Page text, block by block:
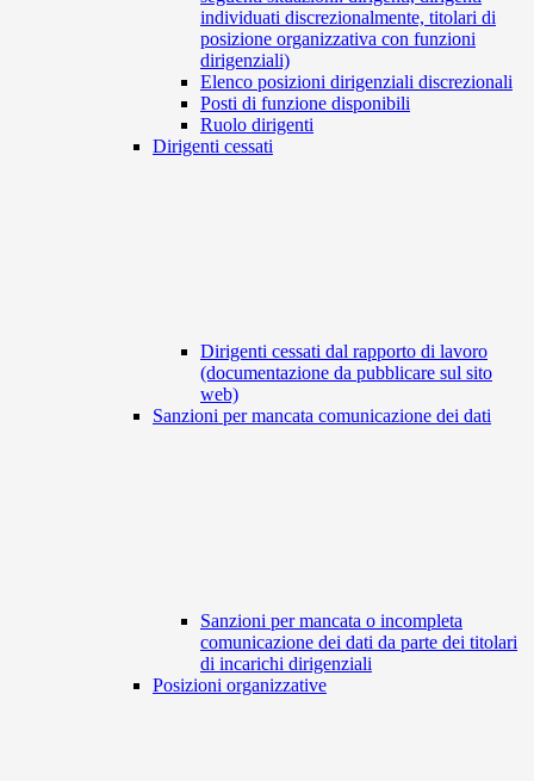
individuati discrezionalmente, titolari di
posizione organizzativa con funzioni
dirigenziali)
Elenco posizioni dirigenziali discrezionali
Posti di funzione disponibili
Ruolo dirigenti
Dirigenti cessati
Dirigenti cessati dal rapporto di lavoro
(documentazione da pubblicare sul sito
web)
Sanzioni per mancata comunicazione dei dati
Sanzioni per mancata o incompleta
comunicazione dei dati da parte dei titolari
di incarichi dirigenziali
Posizioni organizzative